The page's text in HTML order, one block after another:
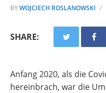
BYWOJCIECH ROSLANOWSKI
SHARE:
Anfang 2020, als die
hereinbrach, war die